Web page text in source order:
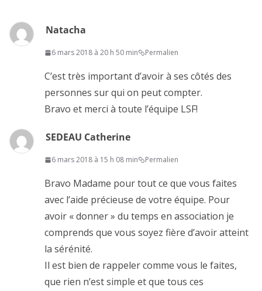
Natacha
6 mars 2018 à 20 h 50 min Permalien
C’est très important d’avoir à ses côtés des
personnes sur qui on peut compter.
Bravo et merci à toute l’équipe LSF!
SEDEAU Catherine
6 mars 2018 à 15 h 08 min Permalien
Bravo Madame pour tout ce que vous faites
avec l’aide précieuse de votre équipe. Pour
avoir « donner » du temps en association je
comprends que vous soyez fière d’avoir atteint
la sérénité.
Il est bien de rappeler comme vous le faites,
que rien n’est simple et que tous ces